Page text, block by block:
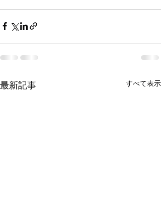
最新記事 すべて表示